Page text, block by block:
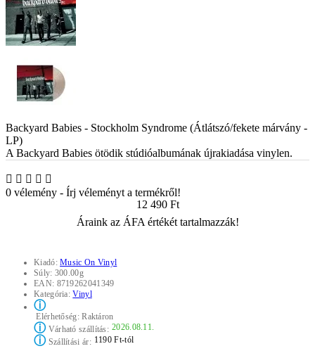
Backyard Babies - Stockholm Syndrome (Átlátszó/fekete márvány -
LP)
A Backyard Babies ötödik stúdióalbumának újrakiadása vinylen.
0 vélemény - Írj véleményt a termékről!
12 490 Ft
Áraink az ÁFA értékét tartalmazzák!
Kiadó:Music On Vinyl
Súly: 300.00g
EAN: 8719262041349
Kategória:Vinyl
ⓘ
Elérhetőség:Raktáron
ⓘVárható szállítás: 2026.08.11.
ⓘSzállítási ár: 1190 Ft-tól